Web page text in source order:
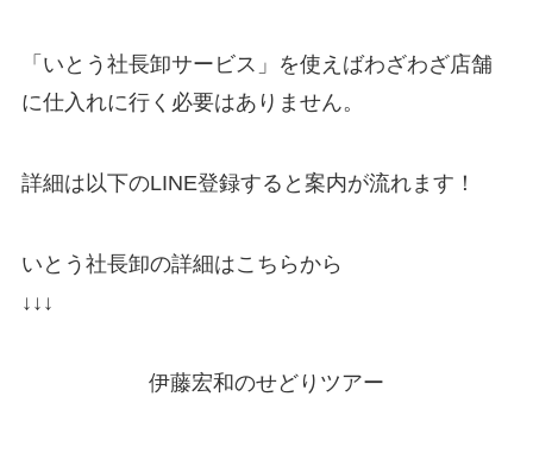
「いとう社長卸サービス」を使えばわざわざ店舗
に仕入れに行く必要はありません。
詳細は以下のLINE登録すると案内が流れます！
いとう社長卸の詳細はこちらから
↓↓↓
伊藤宏和のせどりツアー